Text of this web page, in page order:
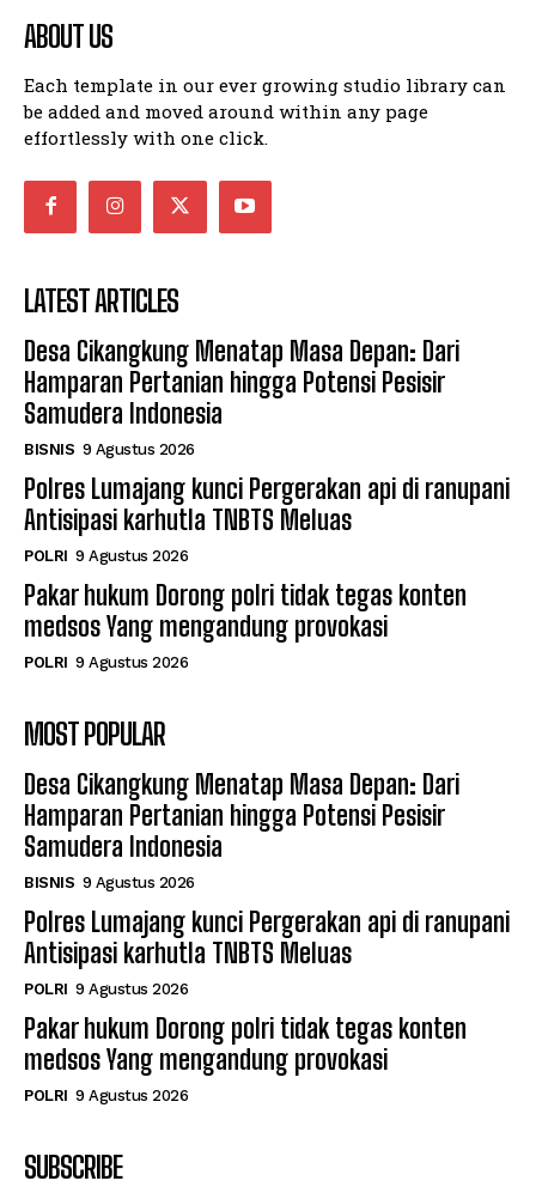
ABOUT US
Each template in our ever growing studio library can
be added and moved around within any page
effortlessly with one click.
LATEST ARTICLES
Desa Cikangkung Menatap Masa Depan: Dari
Hamparan Pertanian hingga Potensi Pesisir
Samudera Indonesia
BISNIS 9 Agustus 2026
Polres Lumajang kunci Pergerakan api di ranupani
Antisipasi karhutla TNBTS Meluas
POLRI 9 Agustus 2026
Pakar hukum Dorong polri tidak tegas konten
medsos Yang mengandung provokasi
POLRI 9 Agustus 2026
MOST POPULAR
Desa Cikangkung Menatap Masa Depan: Dari
Hamparan Pertanian hingga Potensi Pesisir
Samudera Indonesia
BISNIS 9 Agustus 2026
Polres Lumajang kunci Pergerakan api di ranupani
Antisipasi karhutla TNBTS Meluas
POLRI 9 Agustus 2026
Pakar hukum Dorong polri tidak tegas konten
medsos Yang mengandung provokasi
POLRI 9 Agustus 2026
SUBSCRIBE